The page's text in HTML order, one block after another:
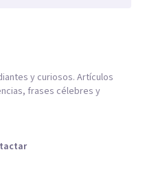
y curiosos. Artículos
frases célebres y